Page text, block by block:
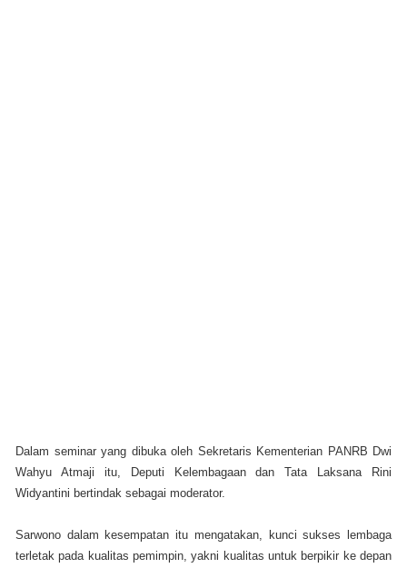
Dalam seminar yang dibuka oleh Sekretaris Kementerian PANRB Dwi
Wahyu Atmaji itu, Deputi Kelembagaan dan Tata Laksana Rini
Widyantini bertindak sebagai moderator.
Sarwono dalam kesempatan itu mengatakan, kunci sukses lembaga
terletak pada kualitas pemimpin, yakni kualitas untuk berpikir ke depan